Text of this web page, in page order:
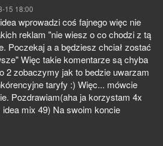
15 18:00
wprowadzi coś fajnego więc nie
reklam "nie wiesz o co chodzi z tą
Poczekaj a a będziesz chciał zostać
Więc takie komentarze są chyba
2 zobaczymy jak to bedzie uwarzam
taryfy :) Więc... mówcie
Pozdrawiam(aha ja korzystam 4x
idea mix 49) Na swoim koncie